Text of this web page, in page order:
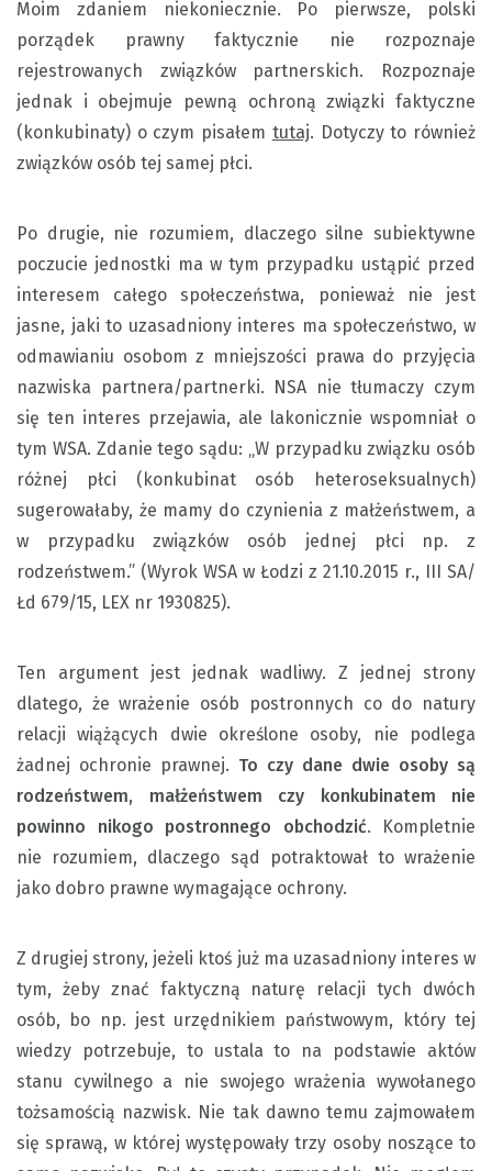
Moim zdaniem niekoniecznie. Po pierwsze, polski
porządek prawny faktycznie nie rozpoznaje
rejestrowanych związków partnerskich. Rozpoznaje
jednak i obejmuje pewną ochroną związki faktyczne
(konkubinaty) o czym pisałem tutaj. Dotyczy to również
związków osób tej samej płci.
Po drugie, nie rozumiem, dlaczego silne subiektywne
poczucie jednostki ma w tym przypadku ustąpić przed
interesem całego społeczeństwa, ponieważ nie jest
jasne, jaki to uzasadniony interes ma społeczeństwo, w
odmawianiu osobom z mniejszości prawa do przyjęcia
nazwiska partnera/partnerki. NSA nie tłumaczy czym
się ten interes przejawia, ale lakonicznie wspomniał o
tym WSA. Zdanie tego sądu: „W przypadku związku osób
różnej płci (konkubinat osób heteroseksualnych)
sugerowałaby, że mamy do czynienia z małżeństwem, a
w przypadku związków osób jednej płci np. z
rodzeństwem.” (Wyrok WSA w Łodzi z 21.10.2015 r., III SA/
Łd 679/15, LEX nr 1930825).
Ten argument jest jednak wadliwy. Z jednej strony
dlatego, że wrażenie osób postronnych co do natury
relacji wiążących dwie określone osoby, nie podlega
żadnej ochronie prawnej. To czy dane dwie osoby są
rodzeństwem, małżeństwem czy konkubinatem nie
powinno nikogo postronnego obchodzić. Kompletnie
nie rozumiem, dlaczego sąd potraktował to wrażenie
jako dobro prawne wymagające ochrony.
Z drugiej strony, jeżeli ktoś już ma uzasadniony interes w
tym, żeby znać faktyczną naturę relacji tych dwóch
osób, bo np. jest urzędnikiem państwowym, który tej
wiedzy potrzebuje, to ustala to na podstawie aktów
stanu cywilnego a nie swojego wrażenia wywołanego
tożsamością nazwisk. Nie tak dawno temu zajmowałem
się sprawą, w której występowały trzy osoby noszące to